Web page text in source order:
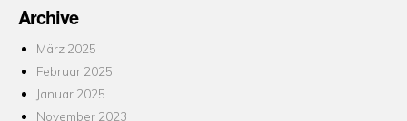
Archive
März 2025
Februar 2025
Januar 2025
November 2023